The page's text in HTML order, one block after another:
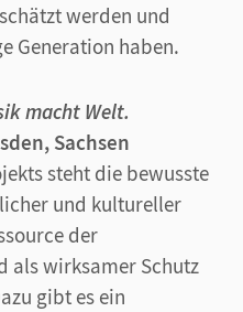
werden und
Generation haben.
macht Welt.
Sachsen
steht die bewusste
und kultureller
der
als wirksamer Schutz
gibt es ein